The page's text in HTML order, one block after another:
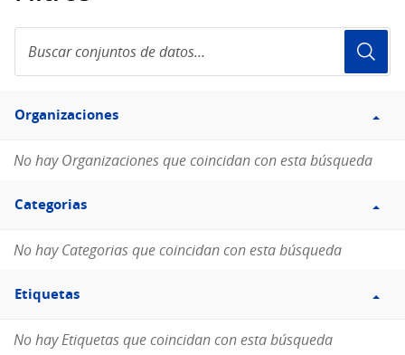
conjuntos
de
Filtro
Organizaciones
Organizaciones
No hay Organizaciones que coincidan con esta búsqueda
Filtro
Categorias
Categorias
No hay Categorias que coincidan con esta búsqueda
Filtro
Etiquetas
Etiquetas
No hay Etiquetas que coincidan con esta búsqueda